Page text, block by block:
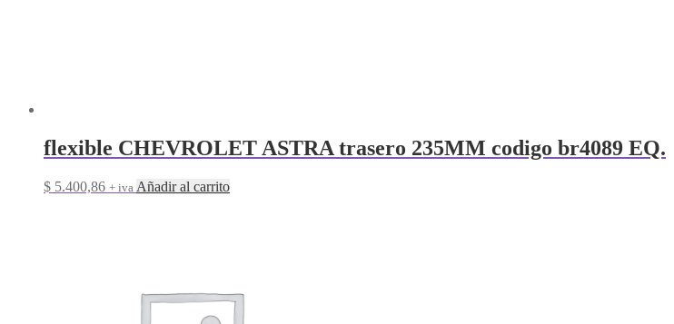
flexible CHEVROLET ASTRA trasero 235MM codigo br4089 EQ.
$ 5.400,86 + iva Añadir al carrito